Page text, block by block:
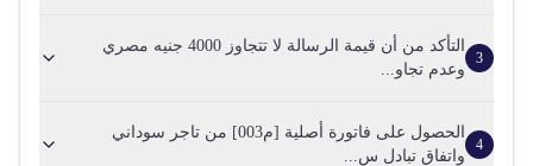
3
التأكد من أن قيمة الرسالة لا تتجاوز 4000 جنيه مصري
وعدم تجاو...
4
الحصول على فاتورة أصلية [م003] من تاجر سوداني
واتفاق تبادل س...